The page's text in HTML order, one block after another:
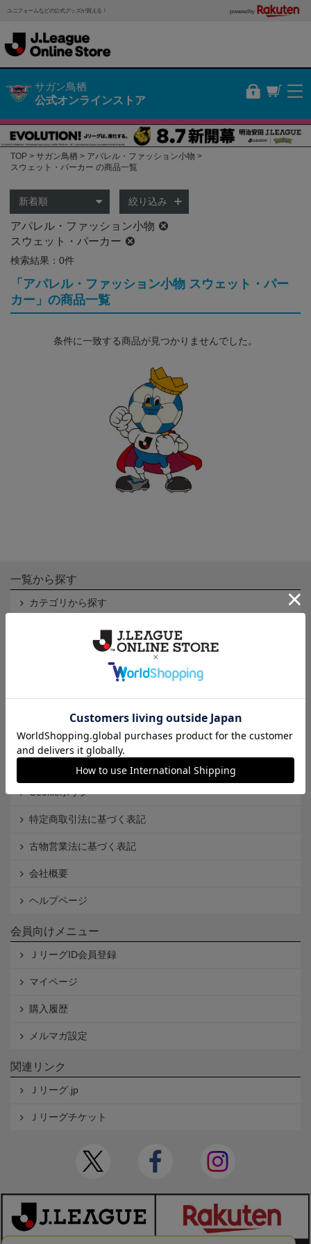
ユニフォームなどの公式グッズが買える！ powered by
サガン鳥栖
公式オンラインストア
TOP サガン鳥栖
アパレル・ファッション小物
スウェット・パーカー の商品一覧
絞り込み
アパレル・ファッション小物
スウェット・パーカー
検索結果：0件
「アパレル・ファッション小物 スウェット・パー
カー」の商品一覧
条件に一致する商品が見つかりませんでした。
一覧から探す
カテゴリから探す
Ｊ2
Ｊリーグオンラインストアとは
利用規約
個人情報保護方針
Cookieポリシー
特定商取引法に基づく表記
古物営業法に基づく表記
会社概要
ヘルプページ
会員向けメニュー
ＪリーグID会員登録
マイページ
購入履歴
メルマガ設定
関連リンク
Ｊリーグ.jp
Ｊリーグチケット